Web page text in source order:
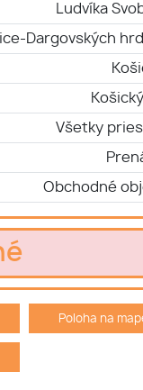
Ludvíka
Dargovských
Všetky
Obchodné
Poloha na